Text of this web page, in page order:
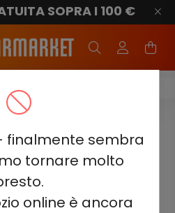
finalmente sembra
tornare molto
online è ancora
SOPRA I 100 €
Elf Bar TE5000
- BLUE RAZZ
- RICARICABILE